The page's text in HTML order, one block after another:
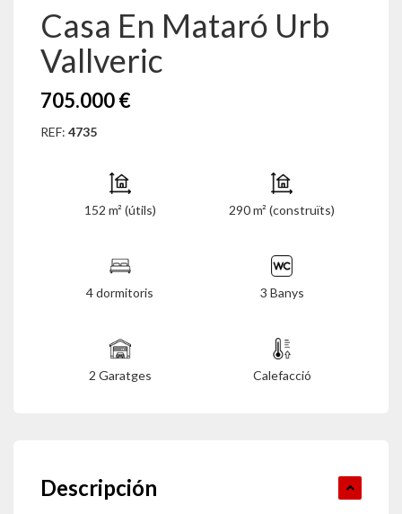
Casa En Mataró Urb
Vallveric
705.000 €
REF: 4735
152 m² (útils) 290 m² (construïts)
4 dormitoris 3 Banys
2 Garatges Calefacció
Descripción